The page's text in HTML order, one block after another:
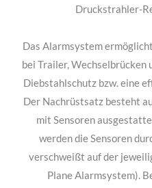
Spezifikation temperatur-
Druckstrahler-
Das Alarmsystem
bei Trailer,
Diebstahlschutz bzw. eine
Der Nachrüstsatz besteht
mit Sensoren
werden die Sensoren